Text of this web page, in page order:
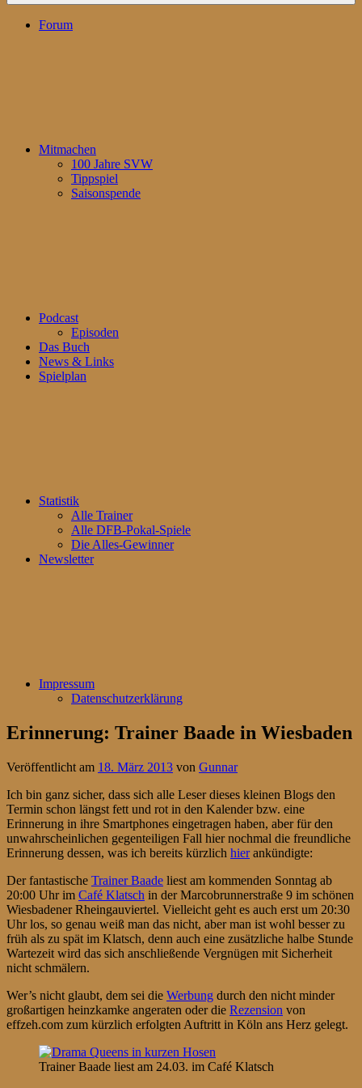
Forum
Mitmachen
100 Jahre SVW
Tippspiel
Saisonspende
Podcast
Episoden
Das Buch
News & Links
Spielplan
Statistik
Alle Trainer
Alle DFB-Pokal-Spiele
Die Alles-Gewinner
Newsletter
Impressum
Datenschutzerklärung
Erinnerung: Trainer Baade in Wiesbaden
Veröffentlicht am 18. März 2013 von Gunnar
Ich bin ganz sicher, dass sich alle Leser dieses kleinen Blogs den
Termin schon längst fett und rot in den Kalender bzw. eine
Erinnerung in ihre Smartphones eingetragen haben, aber für den
unwahrscheinlichen gegenteiligen Fall hier nochmal die freundliche
Erinnerung dessen, was ich bereits kürzlich hierankündigte:
Der fantastische Trainer Baade liest am kommenden Sonntag ab
20:00 Uhr im Café Klatsch in der Marcobrunnerstraße 9 im schönen
Wiesbadener Rheingauviertel. Vielleicht geht es auch erst um 20:30
Uhr los, so genau weiß man das nicht, aber man ist wohl besser zu
früh als zu spät im Klatsch, denn auch eine zusätzliche halbe Stunde
Wartezeit wird das sich anschließende Vergnügen mit Sicherheit
nicht schmälern.
Wer’s nicht glaubt, dem sei die Werbung durch den nicht minder
großartigen heinzkamke angeraten oder die Rezension von
effzeh.com zum kürzlich erfolgten Auftritt in Köln ans Herz gelegt.
Trainer Baade liest am 24.03. im Café Klatsch